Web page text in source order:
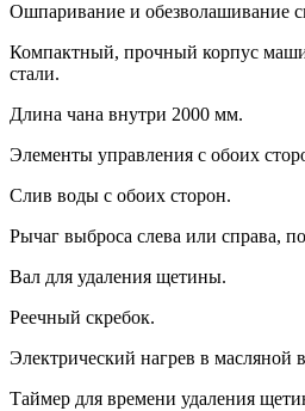
Ошпаривание и обезволашивание
Компактный, прочный корпус
стали.
Длина чана внутри 2000 мм.
Элементы управления с обоих
Слив воды с обоих сторон.
Рычаг выброса слева или справа,
Вал для удаления щетины.
Реечный скребок.
Электрический нагрев в масляной
Таймер для времени удаления